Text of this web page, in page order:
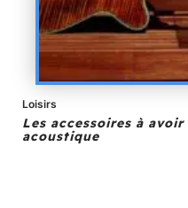
Loisirs
Les accessoires à
acoustique